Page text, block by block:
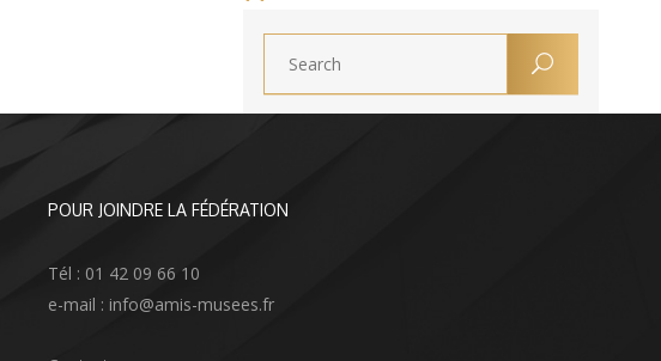
POUR JOINDRE LA FÉDÉRATION
Tél : 01 42 09 66 10
e-mail : info@amis-musees.fr